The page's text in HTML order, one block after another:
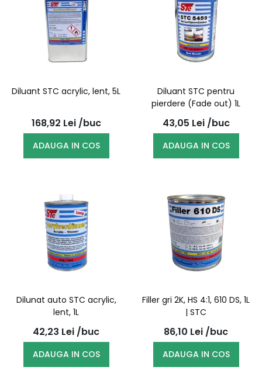
Diluant STC acrylic, lent, 5L
168,92 Lei /buc
ADAUGA IN COS
Diluant STC pentru
pierdere (Fade out) 1L
43,05 Lei /buc
ADAUGA IN COS
Dilunat auto STC acrylic,
lent, 1L
42,23 Lei /buc
ADAUGA IN COS
Filler gri 2K, HS 4:1, 610 DS, 1L
| STC
86,10 Lei /buc
ADAUGA IN COS